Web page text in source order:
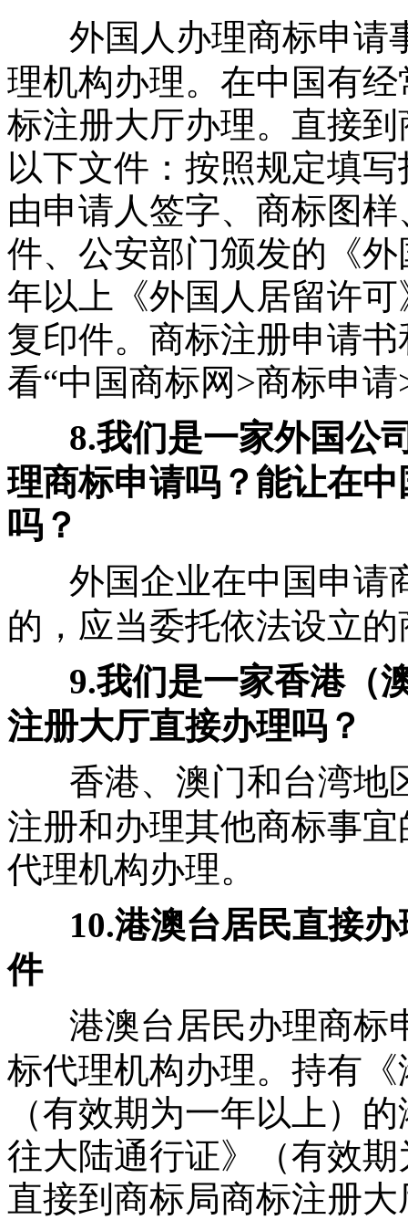
外国人办理商标申请
理机构办理。在中国有
标注册大厅办理。直接
以下文件：按照规定填
由申请人签字、商标图
件、公安部门颁发的《
年以上《外国人居留许
复印件。商标注册申请
看“中国商标网>商标申
8.我们是一家外国公
理商标申请吗？能让在
吗？
外国企业在中国申请
的，应当委托依法设立
9.我们是一家香港（
注册大厅直接办理吗？
香港、澳门和台湾地
注册和办理其他商标事
代理机构办理。
10.港澳台居民直接
件
港澳台居民办理商标
标代理机构办理。持有
（有效期为一年以上）
往大陆通行证》（有效
直接到商标局商标注册